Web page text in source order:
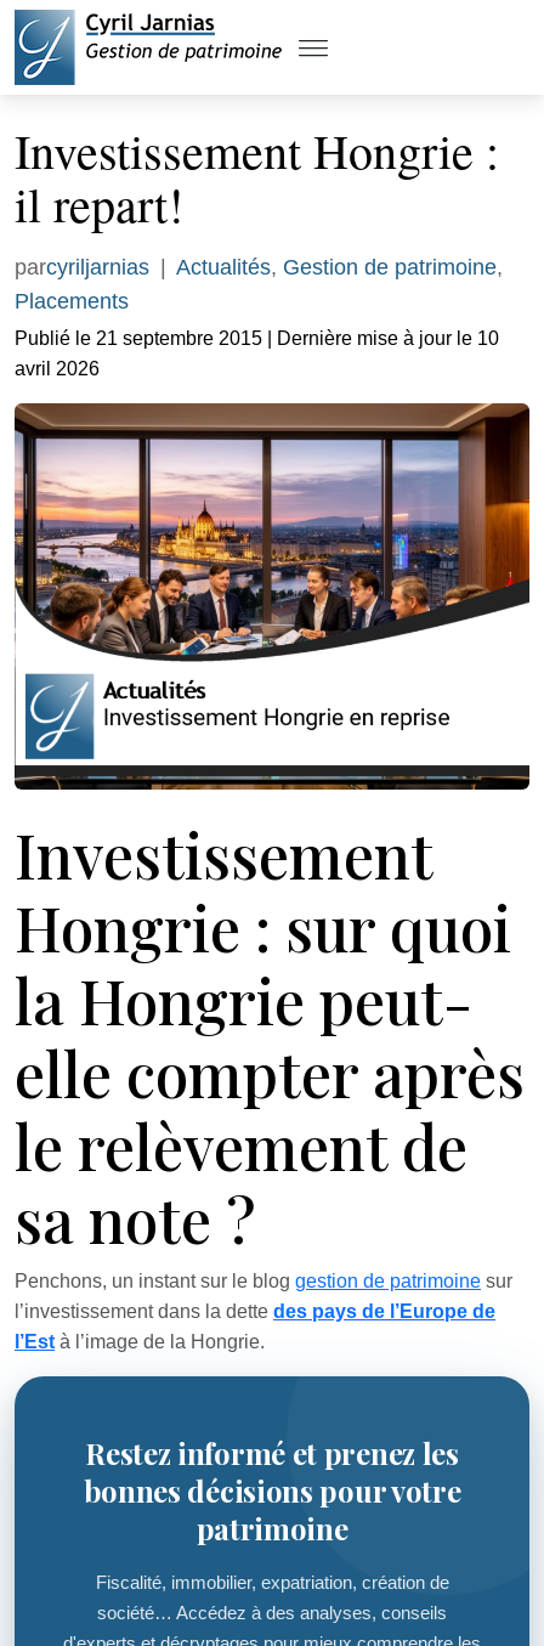
Investissement Hongrie :
il repart!
parcyriljarnias Actualités, Gestion de patrimoine,
Placements
Publié le 21 septembre 2015 | Dernière mise à jour le 10
avril 2026
Investissement
Hongrie : sur quoi
la Hongrie peut-
elle compter après
le relèvement de
sa note ?
Penchons, un instant sur le blog gestion de patrimoine sur
l’investissement dans la dette des pays de l’Europe de
l’Est à l’image de la Hongrie.
Restez informé et prenez les
bonnes décisions pour votre
patrimoine
Fiscalité, immobilier, expatriation, création de
société… Accédez à des analyses, conseils